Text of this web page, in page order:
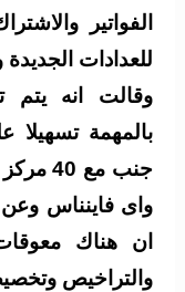
الفواتير
للعدادات
بالمهمة تسهيلا
جنب مع
واى فاينناس
ان هناك
والتراخيص